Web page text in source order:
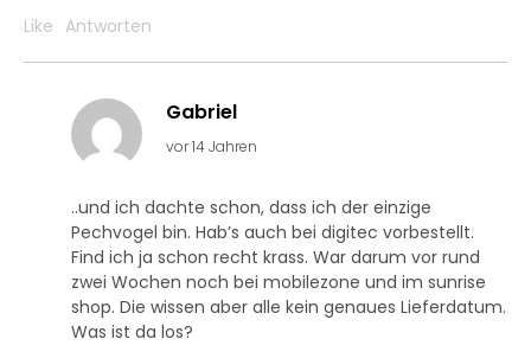
Like Antworten
Gabriel
vor 14 Jahren
..und ich dachte schon, dass ich der einzige
Pechvogel bin. Hab’s auch bei digitec vorbestellt.
Find ich ja schon recht krass. War darum vor rund
zwei Wochen noch bei mobilezone und im sunrise
shop. Die wissen aber alle kein genaues Lieferdatum.
Was ist da los?